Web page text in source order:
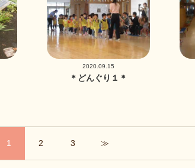
2020.09.15
＊どんぐり１＊
1 2 3 ≫